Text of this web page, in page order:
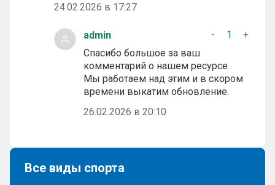
24.02.2026 в 17:27
admin - 1
+
Спасибо большое за ваш
комментарий о нашем ресурсе.
Мы работаем над этим и в скором
времени выкатим обновление.
26.02.2026 в 20:10
Все виды спорта